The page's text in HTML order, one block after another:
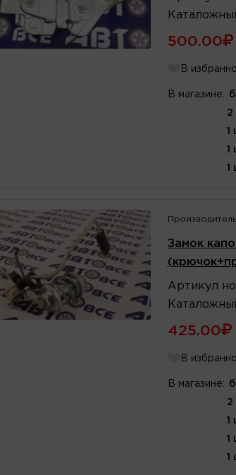
500.00
В
В магазине:
2
1
1
1
Замок
Артикул
425.00
В
В магазине:
2
1
1
1